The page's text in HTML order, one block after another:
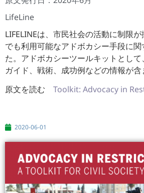
LifeLine
LIFELINEは、市民社会の活動に制限
でも利用可能なアドボカシー手段に
た。アドボカシーツールキットとし
ガイド、戦術、成功例などの情報が含
原文を読む Toolkit: Advocacy in
2020-06-01